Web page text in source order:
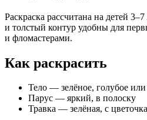
Раскраска рассчитана на детей
и толстый контур удобны для
и фломастерами.
Как раскрасить
Тело — зелёное, голубое или
Парус — яркий, в полоску
Травка — зелёная, с